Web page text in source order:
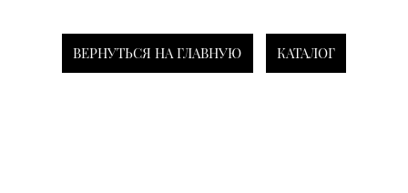
ВЕРНУТЬСЯ НА ГЛАВНУЮ КАТАЛОГ